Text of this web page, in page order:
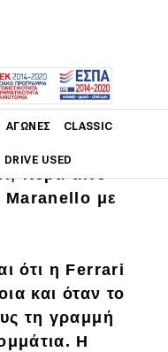
ΑΓΏΝΕΣ CLASSIC
DRIVE USED
θα
πέρα από
Maranello με
ότι η Ferrari
και όταν το
τη γραμμή
Η